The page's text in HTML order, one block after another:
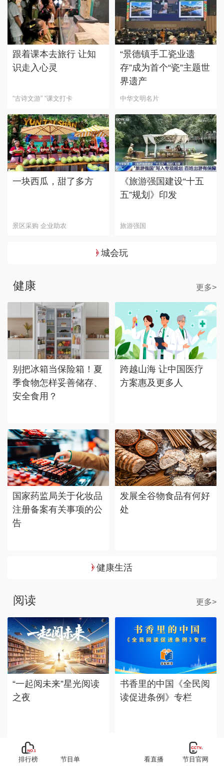
跟着课本去旅行 让知
识走入心灵
“古诗文游” “课文打卡
“景德镇手工瓷业遗
存”成为首个“瓷”主题世
界遗产
中华文明名片
一块西瓜，甜了多方
景区采购 企业助农
《旅游强国建设“十五
五”规划》印发
旅游强国
城会玩
健康 更多>
别把冰箱当保险箱！夏
季食物怎样妥善储存、
安全食用？
跨越山海 让中国医疗
方案惠及更多人
国家药监局关于化妆品
注册备案有关事项的公
告
发展全谷物食品有何好
处
健康生活
阅读 更多>
“一起阅未来”星光阅读
之夜
书香里的中国《全民阅
读促进条例》专栏
排行榜 节目单 看直播 节目官网